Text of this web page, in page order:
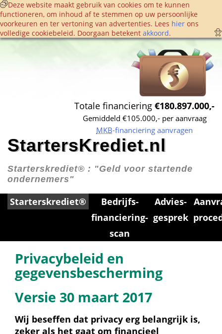
Deze website maakt gebruik van cookies om te kunnen
functioneren, om inhoud af te stemmen op uw persoonlijke
voorkeuren en ter vertoning van advertenties. Lees hier ons
volledige cookie­beleid. Doorgaan betekent akkoord.
Totale financiering €180.897.000,-
Gemiddeld €105.000,- per aanvraag
MKB-financiering aanvragen
StartersKrediet.nl
Starterskrediet® : "Geld voor startende
ondernemers"
Starterskrediet®
Bedrijfs­
financiering­
scan
Advies­
gesprek
Privacybeleid en
gegevensbescherming
Versie 30 maart 2017
Wij beseffen dat privacy erg belangrijk is,
zeker als het gaat om financieel